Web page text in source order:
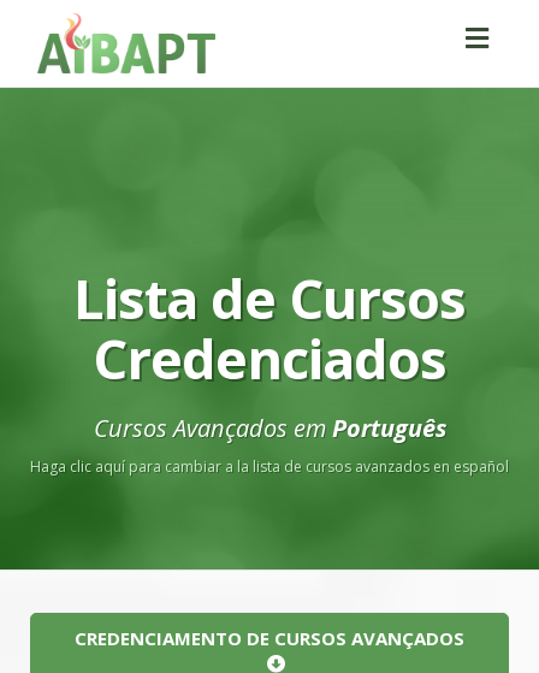
Lista de Cursos
Credenciados
Cursos Avançados emPortuguês
Haga clic aquí para cambiar a la lista de cursos avanzados en español
CREDENCIAMENTO DE CURSOS AVANÇADOS